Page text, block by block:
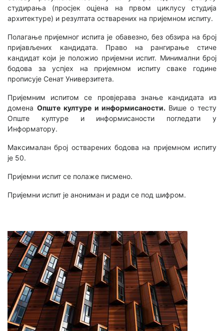
студирања (просјек оцјена на првом циклусу студија
архитектуре) и резултата остварених на пријемном испиту.
Полагање пријемног испита је обавезно, без обзира на број
пријављених кандидата. Право на рангирање стиче
кандидат који је положио пријемни испит. Минимални број
бодова за успјех на пријемном испиту сваке године
прописује Сенат Универзитета.
Пријемним испитом се провјерава знање кандидата из
домена Опште културе и информисаности. Више о тесту
Опште културе и информисаности погледати у
Информатору.
Максималан број остварених бодова на пријемном испиту
је 50.
Пријемни испит се полаже писмено.
Пријемни испит је анониман и ради се под шифром.